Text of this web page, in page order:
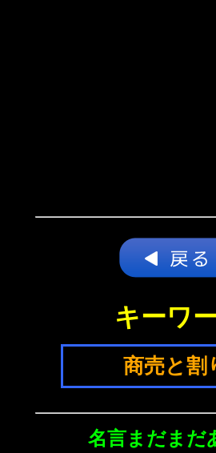
キーワ
商売と割
名言まだまだ